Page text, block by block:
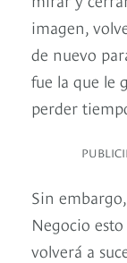
imagen,
de nuevo
fue la que le
perder
Sin
Negocio
volverá a